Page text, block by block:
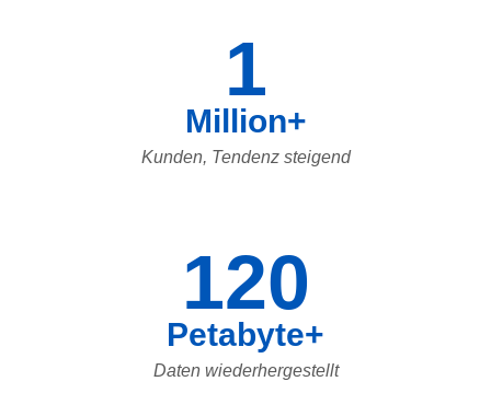
1
Million+
Kunden, Tendenz steigend
120
Petabyte+
Daten wiederhergestellt